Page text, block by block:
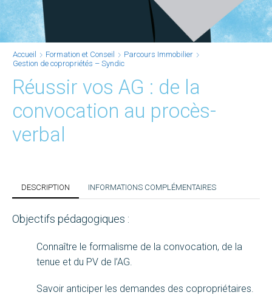
Accueil Formation et Conseil
Parcours Immobilier
Gestion de copropriétés – Syndic
Réussir vos AG : de la
convocation au procès-
verbal
DESCRIPTION INFORMATIONS COMPLÉMENTAIRES
Objectifs pédagogiques :
Connaître le formalisme de la convocation, de la
tenue et du PV de l’AG.
Savoir anticiper les demandes des copropriétaires.